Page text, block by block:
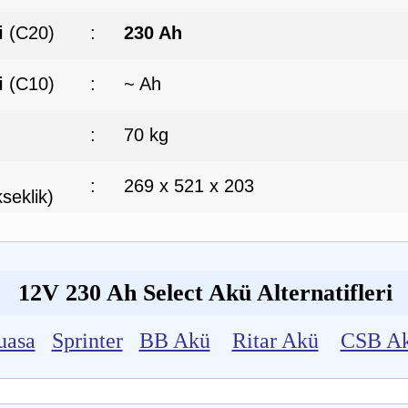
(C20) : 230 Ah
(C10) : ~ Ah
: 70 kg
: 269 x 521 x 203
12V 230 Ah Select Akü Alternatifleri
Sprinter BB Akü Ritar Akü CSB